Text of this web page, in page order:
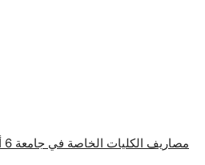
مصاريف الكليات الخاصة في جامعة 6 أكتوبر لعام 2015 – 2016